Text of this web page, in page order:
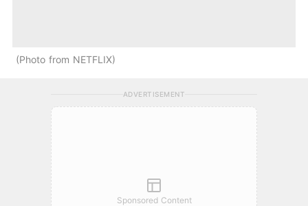
Photo from NETFLIX
ADVERTISEMENT
Sponsored Content